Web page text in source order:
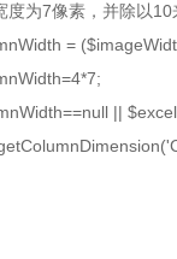
像素，并除以10来
=
||